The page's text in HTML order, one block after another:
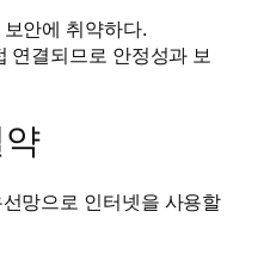
안에 취약하다.
연결되므로 안정성과 보
망으로 인터넷을 사용할